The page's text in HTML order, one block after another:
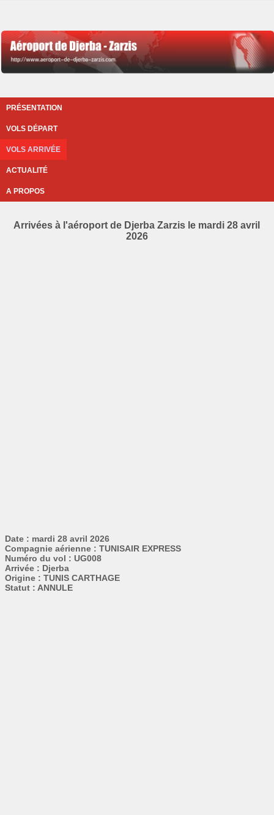
PRÉSENTATION
VOLS DÉPART
VOLS ARRIVÉE
ACTUALITÉ
A PROPOS
Arrivées à l'aéroport de Djerba Zarzis le mardi 28 avril
2026
Date : mardi 28 avril 2026
Compagnie aérienne : TUNISAIR EXPRESS
Numéro du vol : UG008
Arrivée : Djerba
Origine : TUNIS CARTHAGE
Statut : ANNULE